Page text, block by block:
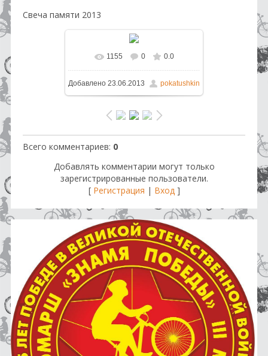
Свеча памяти 2013
В реальном размере 1600x1200
/ 199.1Kb
1155 0 0.0
Добавлено 23.06.2013 pokatushkin
Всего комментариев: 0
Добавлять комментарии могут только
зарегистрированные пользователи.
[ Регистрация | Вход]